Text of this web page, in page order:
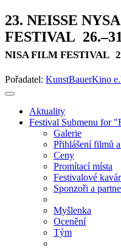
23. NEISSE
FESTIVAL
NISA FILM FESTIVAL
Pořadatel: KunstBauerKino
Aktuality
Festival Submenu for
Galerie
Přihlášení filmů
Ceny
Promítací místa
Festivalové
Sponzoři a
Myšlenka
Ocenění
Tým